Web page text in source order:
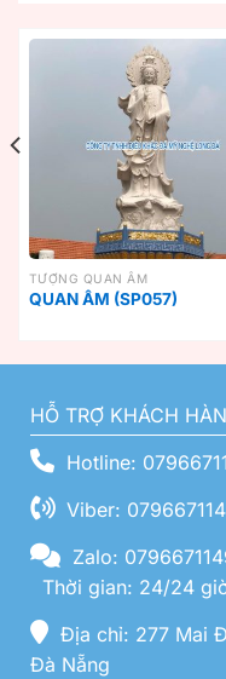
TƯỢNG QUAN ÂM
QUAN ÂM (SP057)
HỖ TRỢ KHÁCH
Hotline:
Viber:
Zalo:
Thời gian: 24/24
Địa chỉ: 277 Mai
Đà Nẵng